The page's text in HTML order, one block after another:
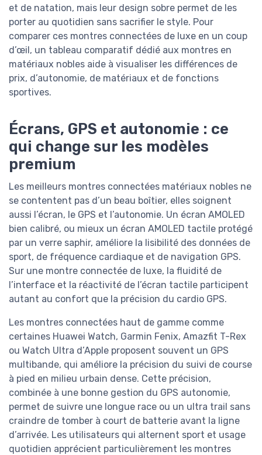
et de natation, mais leur design sobre permet de les
porter au quotidien sans sacrifier le style. Pour
comparer ces montres connectées de luxe en un coup
d’œil, un tableau comparatif dédié aux montres en
matériaux nobles aide à visualiser les différences de
prix, d’autonomie, de matériaux et de fonctions
sportives.
Écrans, GPS et autonomie : ce
qui change sur les modèles
premium
Les meilleurs montres connectées matériaux nobles ne
se contentent pas d’un beau boîtier, elles soignent
aussi l’écran, le GPS et l’autonomie. Un écran AMOLED
bien calibré, ou mieux un écran AMOLED tactile protégé
par un verre saphir, améliore la lisibilité des données de
sport, de fréquence cardiaque et de navigation GPS.
Sur une montre connectée de luxe, la fluidité de
l’interface et la réactivité de l’écran tactile participent
autant au confort que la précision du cardio GPS.
Les montres connectées haut de gamme comme
certaines Huawei Watch, Garmin Fenix, Amazfit T-Rex
ou Watch Ultra d’Apple proposent souvent un GPS
multibande, qui améliore la précision du suivi de course
à pied en milieu urbain dense. Cette précision,
combinée à une bonne gestion du GPS autonomie,
permet de suivre une longue race ou un ultra trail sans
craindre de tomber à court de batterie avant la ligne
d’arrivée. Les utilisateurs qui alternent sport et usage
quotidien apprécient particulièrement les montres